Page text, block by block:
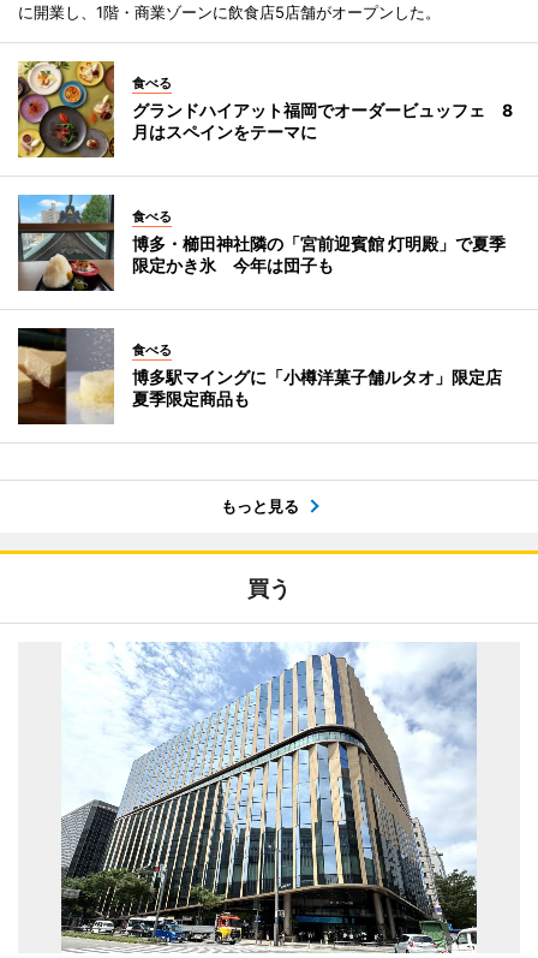
に開業し、1階・商業ゾーンに飲食店5店舗がオープンした。
食べる
グランドハイアット福岡でオーダービュッフェ 8
月はスペインをテーマに
食べる
博多・櫛田神社隣の「宮前迎賓館 灯明殿」で夏季
限定かき氷 今年は団子も
食べる
博多駅マイングに「小樽洋菓子舗ルタオ」限定店
夏季限定商品も
もっと見る
買う